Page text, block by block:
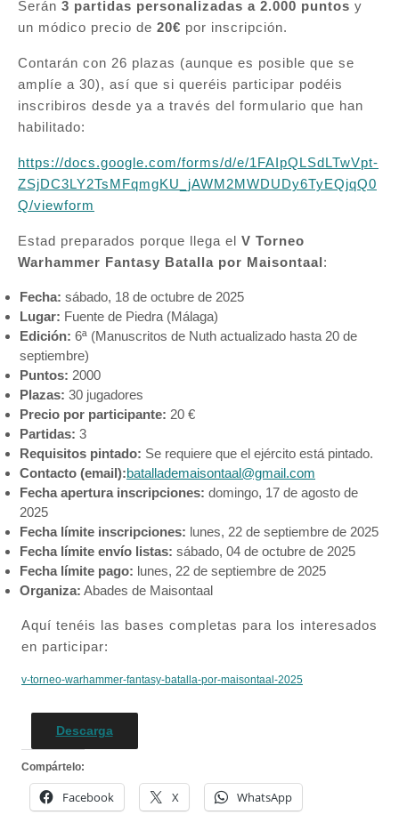
Serán 3 partidas personalizadas a 2.000 puntos y
un módico precio de 20€ por inscripción.
Contarán con 26 plazas (aunque es posible que se
amplíe a 30), así que si queréis participar podéis
inscribiros desde ya a través del formulario que han
habilitado:
https://docs.google.com/forms/d/e/1FAIpQLSdLTwVpt-
ZSjDC3LY2TsMFqmgKU_jAWM2MWDUDy6TyEQjqQ0
Q/viewform
Estad preparados porque llega el V Torneo
Warhammer Fantasy Batalla por Maisontaal:
Fecha: sábado, 18 de octubre de 2025
Lugar: Fuente de Piedra (Málaga)
Edición: 6ª (Manuscritos de Nuth actualizado hasta 20 de
septiembre)
Puntos: 2000
Plazas: 30 jugadores
Precio por participante: 20 €
Partidas: 3
Requisitos pintado: Se requiere que el ejército está pintado.
Contacto (email):batallademaisontaal@gmail.com
Fecha apertura inscripciones: domingo, 17 de agosto de
2025
Fecha límite inscripciones: lunes, 22 de septiembre de 2025
Fecha límite envío listas: sábado, 04 de octubre de 2025
Fecha límite pago: lunes, 22 de septiembre de 2025
Organiza: Abades de Maisontaal
Aquí tenéis las bases completas para los interesados
en participar:
v-torneo-warhammer-fantasy-batalla-por-maisontaal-2025
Descarga
Compártelo:
Facebook X WhatsApp